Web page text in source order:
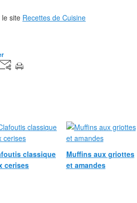
site Recettes de Cuisine
classique
cerises
Muffins aux griottes
et amandes